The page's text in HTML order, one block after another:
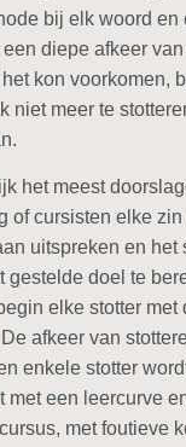
bij elk woord en
diepe afkeer
kon voorkomen,
niet meer te
het meest
of cursisten elke zin
uitspreken en het
gestelde doel te
elke stotter met
afkeer van
enkele stotter
met een leercurve
met foutieve